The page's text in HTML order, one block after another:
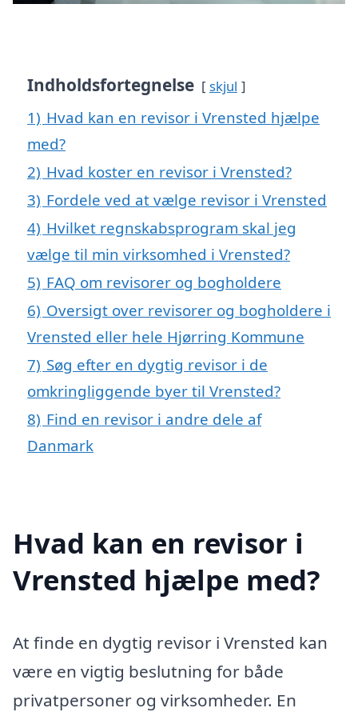
Indholdsfortegnelse skjul
1) Hvad kan en revisor i Vrensted hjælpe
med?
2) Hvad koster en revisor i Vrensted?
3) Fordele ved at vælge revisor i Vrensted
4) Hvilket regnskabsprogram skal jeg
vælge til min virksomhed i Vrensted?
5) FAQ om revisorer og bogholdere
6) Oversigt over revisorer og bogholdere i
Vrensted eller hele Hjørring Kommune
7) Søg efter en dygtig revisor i de
omkringliggende byer til Vrensted?
8) Find en revisor i andre dele af
Danmark
Hvad kan en revisor i
Vrensted hjælpe med?
At finde en dygtig revisor i Vrensted kan
være en vigtig beslutning for både
privatpersoner og virksomheder. En